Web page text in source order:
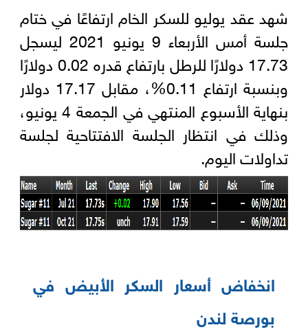
شهد عقد يوليو للسكر الخام ارتفاعًا في ختام
جلسة أمس الأربعاء 9 يونيو 2021 ليسجل
17.73 دولارًا للرطل بارتفاع قدره 0.02 دولارًا
وبنسبة ارتفاع 0.11%، مقابل 17.17 دولار
بنهاية الأسبوع المنتهي في الجمعة 4 يونيو،
وذلك في انتظار الجلسة الافتتاحية لجلسة
تداولات اليوم.
انخفاض أسعار السكر الأبيض في
بورصة لندن